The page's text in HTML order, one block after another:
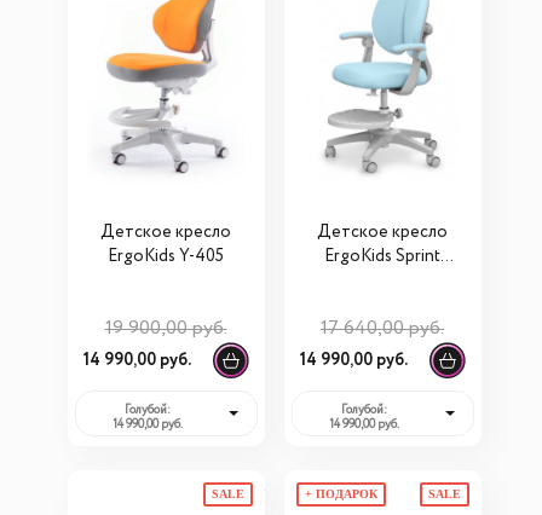
Детское кресло
ErgoKids Y-405
19 900,00 руб.
14 990,00 руб.
Голубой:
14 990,00 руб.
Детское кресло
ErgoKids Sprint
17 640,00 руб.
14 990,00 руб.
Голубой:
14 990,00 руб.
SALE SALE
+ ПОДАРОК